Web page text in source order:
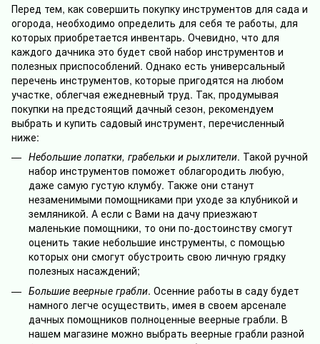
Перед тем, как совершить покупку инструментов для сада и
огорода, необходимо определить для себя те работы, для
которых приобретается инвентарь. Очевидно, что для
каждого дачника это будет свой набор инструментов и
полезных приспособлений. Однако есть универсальный
перечень инструментов, которые пригодятся на любом
участке, облегчая ежедневный труд. Так, продумывая
покупки на предстоящий дачный сезон, рекомендуем
выбрать и купить садовый инструмент, перечисленный
ниже:
Небольшие лопатки, грабельки и рыхлители. Такой ручной
набор инструментов поможет облагородить любую,
даже самую густую клумбу. Также они станут
незаменимыми помощниками при уходе за клубникой и
земляникой. А если с Вами на дачу приезжают
маленькие помощники, то они по-достоинству смогут
оценить такие небольшие инструменты, с помощью
которых они смогут обустроить свою личную грядку
полезных насаждений;
Большие веерные грабли. Осенние работы в саду будет
намного легче осуществить, имея в своем арсенале
дачных помощников полноценные веерные грабли. В
нашем магазине можно выбрать веерные грабли разной